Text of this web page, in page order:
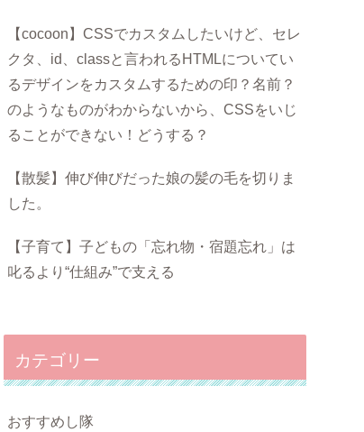
【cocoon】CSSでカスタムしたいけど、セレ
クタ、id、classと言われるHTMLについてい
るデザインをカスタムするための印？名前？
のようなものがわからないから、CSSをいじ
ることができない！どうする？
【散髪】伸び伸びだった娘の髪の毛を切りま
した。
【子育て】子どもの「忘れ物・宿題忘れ」は
叱るより“仕組み”で支える
カテゴリー
おすすめし隊